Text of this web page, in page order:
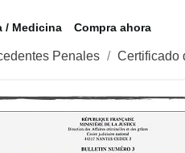
/ Medicina Compra ahora
Penales Certificado